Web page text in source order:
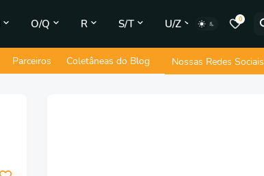
O/Q R S/T U/Z 0
Parceiros Coletâneas do Blog Nossas Redes Sociais